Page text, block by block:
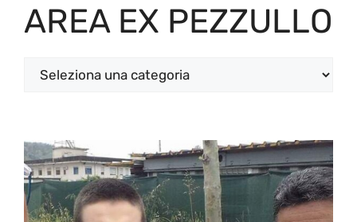
AREA EX PEZZULLO
Categorie